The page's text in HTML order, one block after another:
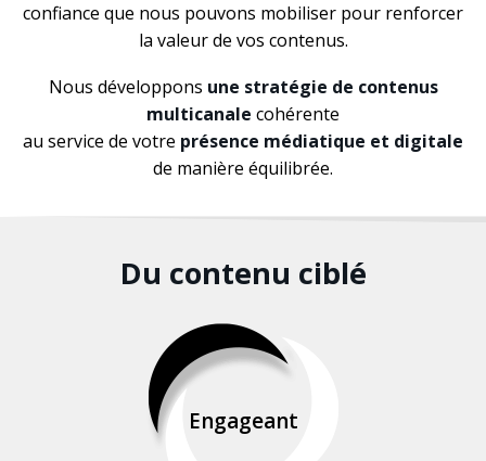
confiance que nous pouvons mobiliser pour renforcer
la valeur de vos contenus.
Nous développons une stratégie de contenus
multicanale cohérente
au service de votre présence médiatique et digitale
de manière équilibrée.
Du contenu ciblé
Engageant